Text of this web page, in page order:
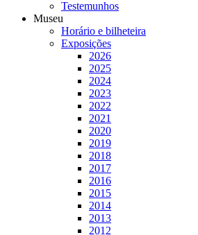
Testemunhos
Museu
Horário e bilheteira
Exposições
2026
2025
2024
2023
2022
2021
2020
2019
2018
2017
2016
2015
2014
2013
2012